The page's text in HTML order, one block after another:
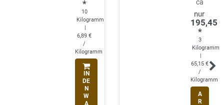
*
10
Kilogramm
6,89 €
/
Kilogramm
IN
DE
N
W
A
ca
195,45
*
3
Kilogramm
65,15 €
/
Kilogramm
A
R